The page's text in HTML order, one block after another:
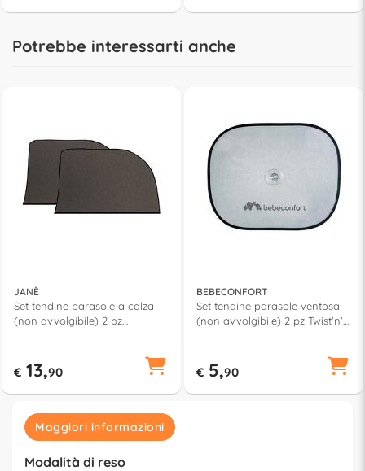
Potrebbe interessarti anche
JANÈ
Set tendine parasole a calza
(non avvolgibile) 2 pz
€ 13,90
BEBECONFORT
Set tendine parasole ventosa
(non avvolgibile) 2 pz Twist'n'
€ 5,90
Maggiori informazioni
Modalità di reso